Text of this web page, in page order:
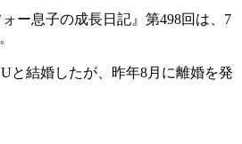
ー息子の成長日記』第498回は、7
と結婚したが、昨年8月に離婚を発